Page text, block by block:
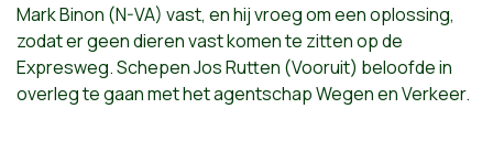
Mark Binon (N-VA) vast, en hij vroeg om een oplossing,
zodat er geen dieren vast komen te zitten op de
Expresweg. Schepen Jos Rutten (Vooruit) beloofde in
overleg te gaan met het agentschap Wegen en Verkeer.